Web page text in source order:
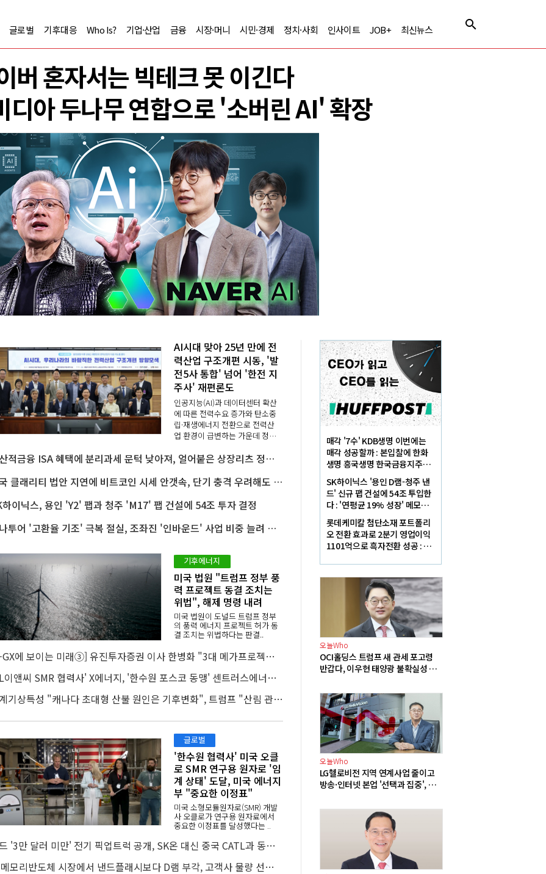
글로벌 기후대응 Who Is? 기업·산업 금융 시장·머니 시민·경제 정치·사회 인사이트 JOB+ 최신뉴스
버 혼자서는 빅테크 못 이긴다
디아 두나무 연합으로 '소버린 AI' 확장
AI시대 맞아 25년 만에 전
력산업 구조개편 시동, '발
전5사 통합' 넘어 '한전 지
주사' 재편론도
인공지능(AI)과 데이터센터 확산
에 따른 전력수요 증가와 탄소중
립·재생에너지 전환으로 전력산
업 환경이 급변하는 가운데 정부
있다.여당에서는 이를 넘어 한전
을 중심으로 전력산업 전반을 재
설계하자는 구상이 제..
생산적금융 ISA 혜택에 분리과세 문턱 낮아져, 얼어붙은 상장리츠 정책 호재로 볕드나
미국 클래리티 법안 지연에 비트코인 시세 안갯속, 단기 충격 우려해도 성장 기대감은 여전
이닉스, 용인 'Y2' 팹과 청주 'M17' 팹 건설에 54조 투자 결정
하나투어 '고환율 기조' 극복 절실, 조좌진 '인바운드' 사업 비중 늘려 답 찾는다
기후에너지
미국 법원 "트럼프 정부 풍
력 프로젝트 동결 조치는
위법", 해제 명령 내려
미국 법원이 도널드 트럼프 정부
의 풍력 에너지 프로젝트 허가 동
결 조치는 위법하다는 판결..
[K-GX에 보이는 미래③] 유진투자증권 이사 한병화 "3대 메가프로젝트 재생에너지만으로 충분, 원전 확충 근거 부족"
'DL이앤씨 SMR 협력사' X에너지, '한수원 포스코 동맹' 센트러스에너지와 우라늄 계약 체결
세계기상특성 "캐나다 초대형 산불 원인은 기후변화", 트럼프 "산림 관리 미흡" 주장에 반론
글로벌
'한수원 협력사' 미국 오클
로 SMR 연구용 원자로 '임
계 상태' 도달, 미국 에너지
부 "중요한 이정표"
미국 소형모듈원자로(SMR) 개발
사 오클로가 연구용 원자료에서
중요한 이정표를 달성했다는 ..
포드 '3만 달러 미만' 전기 픽업트럭 공개, SK온 대신 중국 CATL과 동맹 전략 시험대
AI 메모리반도체 시장에서 낸드플래시보다 D램 부각, 고객사 물량 선점 수요의 '우선순위'
매각 '7수' KDB생명 이번에는
매각 성공할까 : 본입찰에 한화
생명 흥국생명 한국금융지주가
최종 인수제안서 냈다
SK하이닉스 '용인 D램-청주 낸
드' 신규 팹 건설에 54조 투입한
다 : '연평균 19% 성장' 메모리
수요 대응해 AI 인프라 시장 핵
심플레이어로
롯데케미칼 첨단소재 포트폴리
오 전환 효과로 2분기 영업이익
1101억으로 흑자전환 성공 : 대
오늘Who
OCI홀딩스 트럼프 새 관세 포고령
반갑다, 이우현 태양광 불확실성 해
오늘Who
LG헬로비전 지역 연계사업 줄이고
방송·인터넷 본업 '선택과 집중', 송